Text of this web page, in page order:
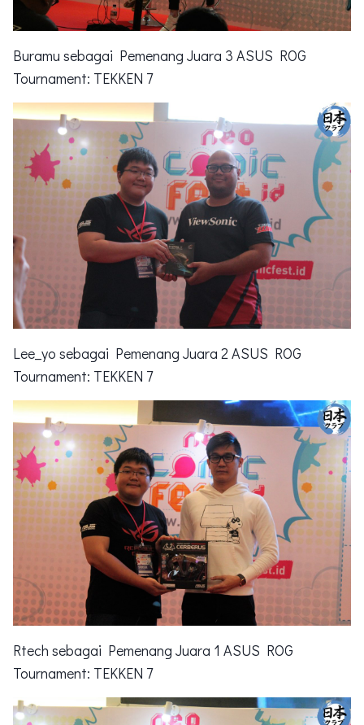
Buramu sebagai Pemenang Juara 3 ASUS ROG
Tournament: TEKKEN 7
Lee_yo sebagai Pemenang Juara 2 ASUS ROG
Tournament: TEKKEN 7
Rtech sebagai Pemenang Juara 1 ASUS ROG
Tournament: TEKKEN 7